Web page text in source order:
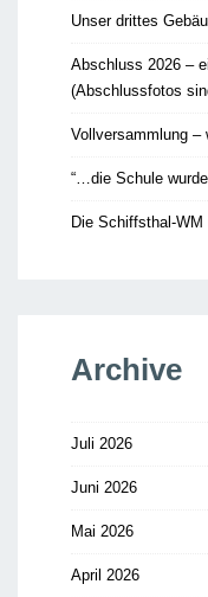
Unser drittes
Abschluss 2026 –
(Abschlussfotos
Vollversammlung –
“…die Schule
Die Schiffsthal-
Archive
Juli 2026
Juni 2026
Mai 2026
April 2026